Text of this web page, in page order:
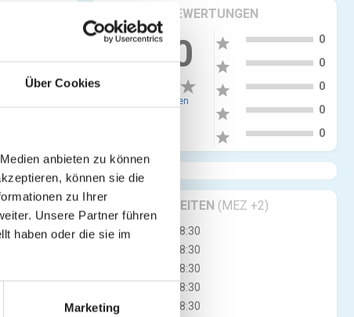
Über Cookies
anbieten zu können
können sie die
zu Ihrer
Unsere Partner führen
haben oder die sie im
Marketing
KRITIKEN & BEWERTUNGEN
0.00
0 Bewertungen
star 0
star 0
star 0
star 0
star 0
GESCHÄFTSZEITEN (MEZ +2)
Mo
08:00 - 18:30
08:00 - 18:30
08:00 - 18:30
08:00 - 18:30
Fr
08:00 - 18:30